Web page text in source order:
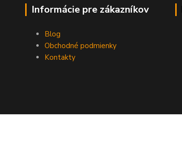
Informácie pre zákazníkov
Blog
Obchodné podmienky
Kontakty